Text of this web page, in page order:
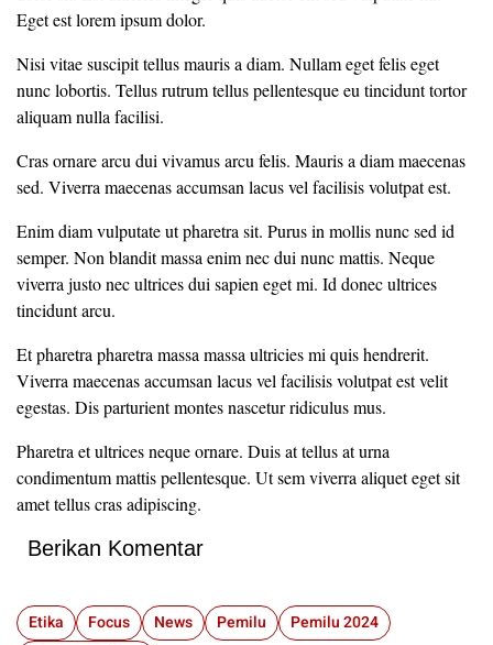
Eget est lorem ipsum dolor.
Nisi vitae suscipit tellus mauris a diam. Nullam eget felis eget
nunc lobortis. Tellus rutrum tellus pellentesque eu tincidunt tortor
aliquam nulla facilisi.
Cras ornare arcu dui vivamus arcu felis. Mauris a diam maecenas
sed. Viverra maecenas accumsan lacus vel facilisis volutpat est.
Enim diam vulputate ut pharetra sit. Purus in mollis nunc sed id
semper. Non blandit massa enim nec dui nunc mattis. Neque
viverra justo nec ultrices dui sapien eget mi. Id donec ultrices
tincidunt arcu.
Et pharetra pharetra massa massa ultricies mi quis hendrerit.
Viverra maecenas accumsan lacus vel facilisis volutpat est velit
egestas. Dis parturient montes nascetur ridiculus mus.
Pharetra et ultrices neque ornare. Duis at tellus at urna
condimentum mattis pellentesque. Ut sem viverra aliquet eget sit
amet tellus cras adipiscing.
Berikan Komentar
Etika Focus News Pemilu
Pemilu 2024